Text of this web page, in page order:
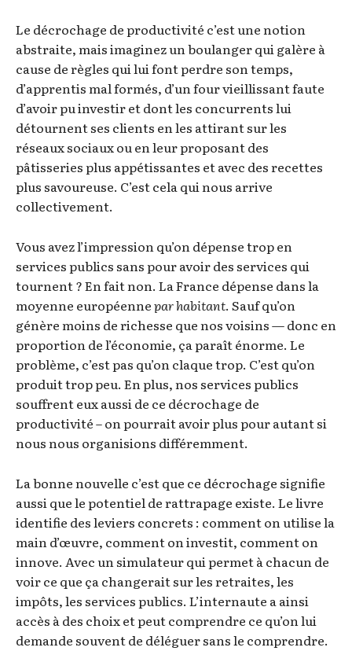
Le décrochage de productivité c’est une notion
abstraite, mais imaginez un boulanger qui galère à
cause de règles qui lui font perdre son temps,
d’apprentis mal formés, d’un four vieillissant faute
d’avoir pu investir et dont les concurrents lui
détournent ses clients en les attirant sur les
réseaux sociaux ou en leur proposant des
pâtisseries plus appétissantes et avec des recettes
plus savoureuse. C’est cela qui nous arrive
collectivement.
Vous avez l’impression qu’on dépense trop en
services publics sans pour avoir des services qui
tournent ? En fait non. La France dépense dans la
moyenne européennepar habitant. Sauf qu’on
génère moins de richesse que nos voisins — donc en
proportion de l’économie, ça paraît énorme. Le
problème, c’est pas qu’on claque trop. C’est qu’on
produit trop peu. En plus, nos services publics
souffrent eux aussi de ce décrochage de
productivité – on pourrait avoir plus pour autant si
nous nous organisions différemment.
La bonne nouvelle c’est que ce décrochage signifie
aussi que le potentiel de rattrapage existe. Le livre
identifie des leviers concrets : comment on utilise la
main d’œuvre, comment on investit, comment on
innove. Avec un simulateur qui permet à chacun de
voir ce que ça changerait sur les retraites, les
impôts, les services publics. L’internaute a ainsi
accès à des choix et peut comprendre ce qu’on lui
demande souvent de déléguer sans le comprendre.